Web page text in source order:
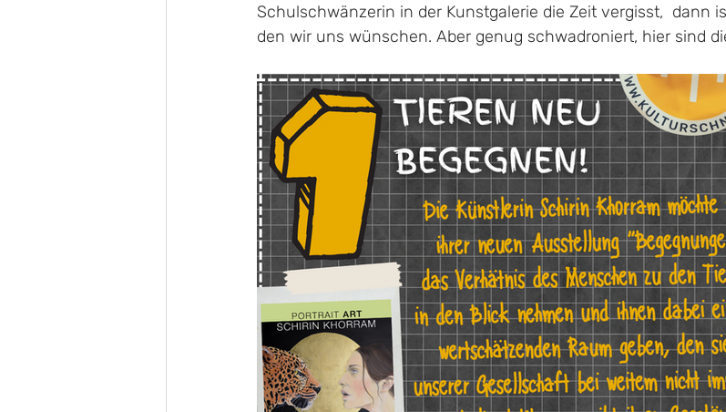
Schulschwänzerin in der Kunstgalerie die Zeit vergisst,  dann
den wir uns wünschen. Aber genug schwadroniert, hier sind